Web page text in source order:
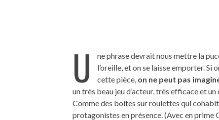
U
ne phrase devrait nous mettre la
l’oreille, et on se laisse emporter. Si
cette pièce, on ne peut pas
un très beau jeu d’acteur, très efficace et
Comme des boites sur roulettes qui
protagonistes en présence. (Avec en